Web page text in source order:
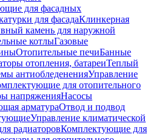
для фасадных
для фасадаКлинкерная
камень для наружной
котлыГазовые
Отопительные печиБанные
отопления, батареиТеплый
антиобледененияУправление
для отопительного
напряженияНасосы
арматураОтвод и подвод
Управление климатической
радиаторовКомплектующие для